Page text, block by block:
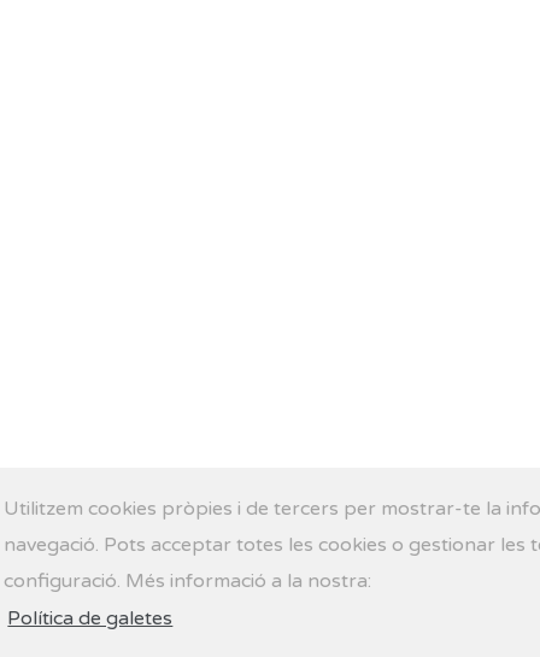
Utilitzem cookies pròpies i de tercers per mostrar-te la
navegació. Pots acceptar totes les cookies o gestionar les
configuració. Més informació a la nostra:
Política de galetes